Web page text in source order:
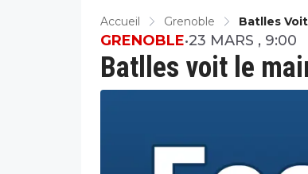
Accueil Grenoble Batlles
Batlles voit le
GRENOBLE•23 MARS , 9:00